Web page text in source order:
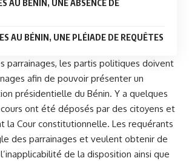
AU BÉNIN, UNE ABSENCE DE
AU BÉNIN, UNE PLÉIADE DE REQUÊTES
parrainages, les partis politiques doivent
afin de pouvoir présenter un
présidentielle du Bénin. Y a quelques
ont été déposés par des citoyens et
la Cour constitutionnelle. Les requérants
des parrainages et veulent obtenir de
de la disposition ainsi que